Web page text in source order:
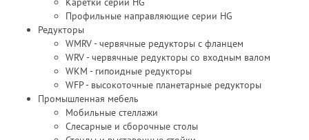
Профильные направляющие серии HG
Редукторы
WMRV - червячные редукторы с фланцем
WRV - червячные редукторы со входным валом
WKM - гипоидные редукторы
WFP - высокоточные планетарные редукторы
Промышленная мебель
Мобильные стеллажи
Слесарные и сборочные столы